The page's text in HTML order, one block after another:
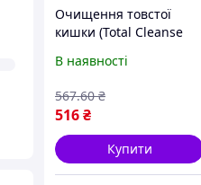
Очищення товстої
кишки (Total Cleanse
08362
В наявності
516₴
567.60 ₴
Купити